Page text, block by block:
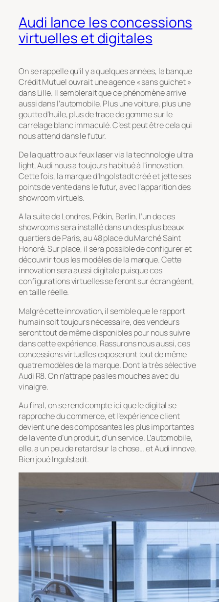
Audi lance les concessions
virtuelles et digitales
On se rappelle qu’il y a quelques années, la banque
Crédit Mutuel ouvrait une agence « sans guichet »
dans Lille. Il semblerait que ce phénomène arrive
aussi dans l’automobile. Plus une voiture, plus une
goutte d’huile, plus de trace de gomme sur le
carrelage blanc immaculé. C’est peut être cela qui
nous attend dans le futur.
De la quattro aux feux laser via la technologie ultra
light, Audi nous a toujours habitué à l’innovation.
Cette fois, la marque d’Ingolstadt créé et jette ses
points de vente dans le futur, avec l’apparition des
showroom virtuels.
A la suite de Londres, Pékin, Berlin, l’un de ces
showrooms sera installé dans un des plus beaux
quartiers de Paris, au 48 place du Marché Saint
Honoré. Sur place, il sera possible de configurer et
découvrir tous les modèles de la marque. Cette
innovation sera aussi digitale puisque ces
configurations virtuelles se feront sur écran géant,
en taille réelle.
Malgré cette innovation, il semble que le rapport
humain soit toujours nécessaire, des vendeurs
seront tout de même disponibles pour nous suivre
dans cette expérience. Rassurons nous aussi, ces
concessions virtuelles exposeront tout de même
quatre modèles de la marque. Dont la très sélective
Audi R8. On n’attrape pas les mouches avec du
vinaigre.
Au final, on se rend compte ici que le digital se
rapproche du commerce, et l’expérience client
devient une des composantes les plus importantes
de la vente d’un produit, d’un service. L’automobile,
elle, a un peu de retard sur la chose… et Audi innove.
Bien joué Ingolstadt.